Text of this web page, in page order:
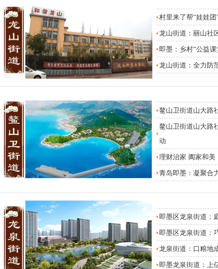
村里来了帮“娃娃团
龙山街道：丽山社
即墨：乡村“公益
龙山街道：全力防
鳌山卫街道山大路
鳌山卫街道山大路
动
理财治家 阖家和美
青岛即墨：凝聚合
即墨区龙泉街道：
即墨区龙泉街道：
龙泉街道：口粮地
即墨龙泉街道：上